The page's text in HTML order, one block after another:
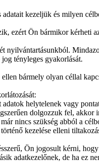
kezeljük és milyen
ezért Ön bármikor kérheti
nyilvántartásunkból.
tényleges gyakorlását.
bármely olyan céllal
helytelenek vagy
dolgozzuk fel, akkor
nincs szükség abból a
kezelése elleni
Ön jogosult kérni,
adatkezelőnek, de ha ez